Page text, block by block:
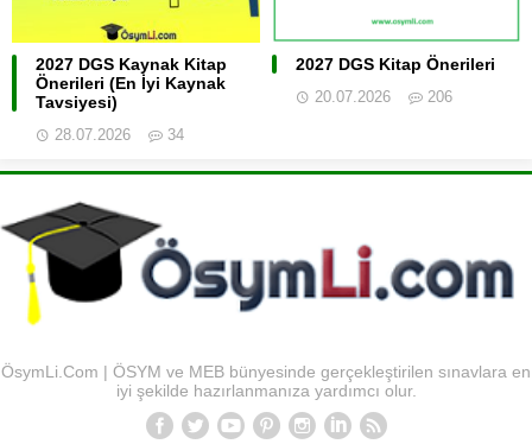
2027 DGS Kaynak Kitap
Önerileri (En İyi Kaynak
Tavsiyesi)
28.07.2026 34
2027 DGS Kitap Önerileri
20.07.2026 206
ÖsymLi.Com | ÖSYM ve MEB bünyesinde gerçekleştirilen sınavlara en
iyi şekilde hazırlanmanıza yardımcı olur.